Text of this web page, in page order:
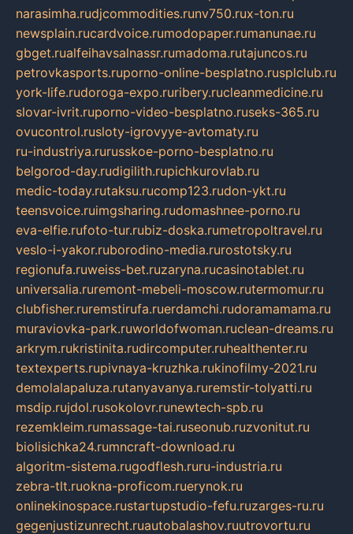
narasimha.rudjcommodities.runv750.rux-ton.ru
newsplain.rucardvoice.rumodopaper.rumanunae.ru
gbget.rualfeihavsalnassr.rumadoma.rutajuncos.ru
petrovkasports.ruporno-online-besplatno.rusplclub.ru
york-life.rudoroga-expo.ruribery.rucleanmedicine.ru
slovar-ivrit.ruporno-video-besplatno.ruseks-365.ru
ovucontrol.rusloty-igrovyye-avtomaty.ru
ru-industriya.rurusskoe-porno-besplatno.ru
belgorod-day.rudigilith.rupichkurovlab.ru
medic-today.rutaksu.rucomp123.rudon-ykt.ru
teensvoice.ruimgsharing.rudomashnee-porno.ru
eva-elfie.rufoto-tur.rubiz-doska.rumetropoltravel.ru
veslo-i-yakor.ruborodino-media.rurostotsky.ru
regionufa.ruweiss-bet.ruzaryna.rucasinotablet.ru
universalia.ruremont-mebeli-moscow.rutermomur.ru
clubfisher.ruremstirufa.ruerdamchi.rudoramamama.ru
muraviovka-park.ruworldofwoman.ruclean-dreams.ru
arkrym.rukristinita.rudircomputer.ruhealthenter.ru
textexperts.rupivnaya-kruzhka.rukinofilmy-2021.ru
demolalapaluza.rutanyavanya.ruremstir-tolyatti.ru
msdip.rujdol.rusokolovr.runewtech-spb.ru
rezemkleim.rumassage-tai.ruseonub.ruzvonitut.ru
biolisichka24.rumncraft-download.ru
algoritm-sistema.rugodflesh.ruru-industria.ru
zebra-tlt.ruokna-proficom.ruerynok.ru
onlinekinospace.rustartupstudio-fefu.ruzarges-ru.ru
gegenjustizunrecht.ruautobalashov.ruutrovortu.ru